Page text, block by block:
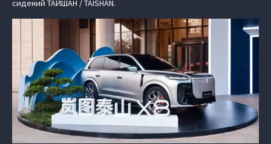
сидений ТАЙШАН / TAISHAN.